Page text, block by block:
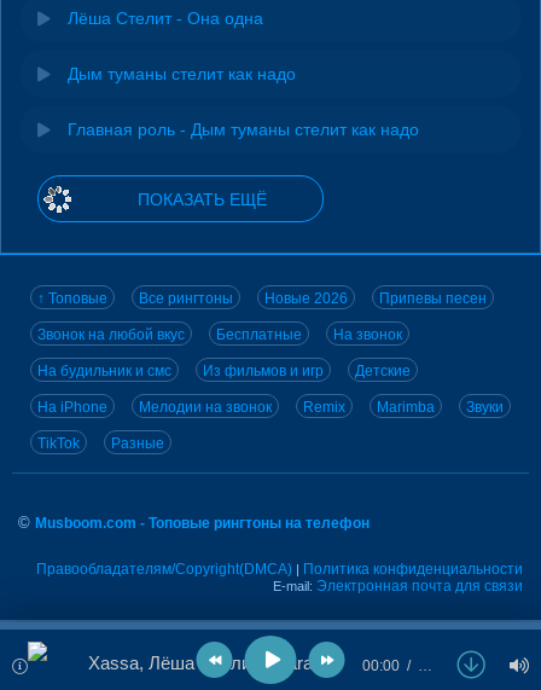
Лёша Стелит - Она одна
Дым туманы стелит как надо
Главная роль - Дым туманы стелит как надо
ПОКАЗАТЬ ЕЩЁ
↑ Топовые Все рингтоны Новые 2026 Припевы песен
Звонок на любой вкус Бесплатные На звонок
На будильник и смс Из фильмов и игр Детские
На iPhone Мелодии на звонок Remix Marimba Звуки
TikTok Разные
© Musboom.com - Топовые рингтоны на телефон
Правообладателям/Copyright(DMCA) | Политика конфиденциальности
E-mail: Электронная почта для связи
Xassa, Лёша Стелит - Paradise 00:00 …